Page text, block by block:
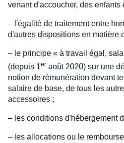
venant d'accoucher, des enfants
– l'égalité de traitement entre
d'autres dispositions en matière
– le principe « à travail égal,
(depuis 1er août 2020) sur une
notion de rémunération devant
salaire de base, de tous les
accessoires ;
– les conditions d'hébergement
– les allocations ou le